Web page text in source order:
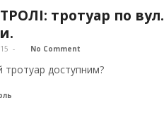
тротуар по вул.
- No Comment
тротуар доступним?